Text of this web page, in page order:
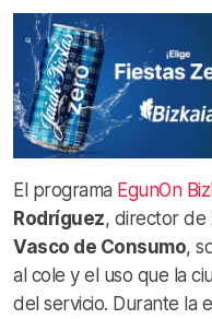
El programa EgunOn
Rodríguez, director de
Vasco de Consumo,
al cole y el uso que la
del servicio. Durante la